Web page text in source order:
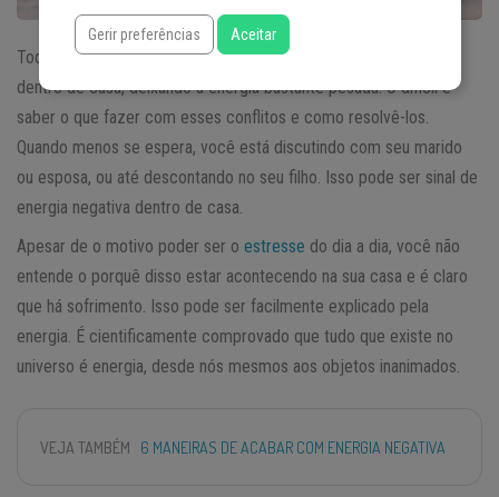
Todo mundo, de vez em quando, passa por uma fase de brigas
dentro de casa, deixando a energia bastante pesada. O difícil é
saber o que fazer com esses conflitos e como resolvê-los.
Quando menos se espera, você está discutindo com seu marido
ou esposa, ou até descontando no seu filho. Isso pode ser sinal de
energia negativa dentro de casa.
Apesar de o motivo poder ser o estresse do dia a dia, você não
entende o porquê disso estar acontecendo na sua casa e é claro
que há sofrimento. Isso pode ser facilmente explicado pela
energia. É cientificamente comprovado que tudo que existe no
universo é energia, desde nós mesmos aos objetos inanimados.
VEJA TAMBÉM 6 MANEIRAS DE ACABAR COM ENERGIA NEGATIVA
Gerir preferências Aceitar